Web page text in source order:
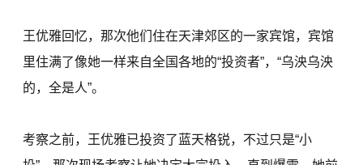
王优雅回忆，那次他们住在天津郊区的一家宾馆，宾馆
里住满了像她一样来自全国各地的“投资者”，“乌泱乌泱
的，全是人”。
考察之前，王优雅已投资了蓝天格锐，不过只是“小